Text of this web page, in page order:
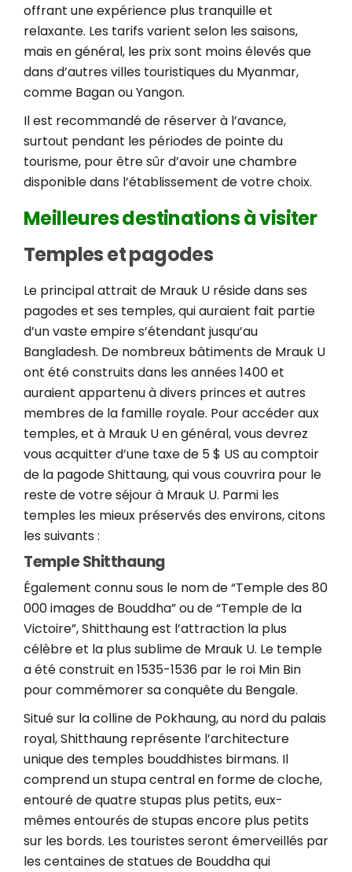
offrant une expérience plus tranquille et
relaxante. Les tarifs varient selon les saisons,
mais en général, les prix sont moins élevés que
dans d’autres villes touristiques du Myanmar,
comme Bagan ou Yangon.
Il est recommandé de réserver à l’avance,
surtout pendant les périodes de pointe du
tourisme, pour être sûr d’avoir une chambre
disponible dans l’établissement de votre choix.
Meilleures destinations à visiter
Temples et pagodes
Le principal attrait de Mrauk U réside dans ses
pagodes et ses temples, qui auraient fait partie
d’un vaste empire s’étendant jusqu’au
Bangladesh. De nombreux bâtiments de Mrauk U
ont été construits dans les années 1400 et
auraient appartenu à divers princes et autres
membres de la famille royale. Pour accéder aux
temples, et à Mrauk U en général, vous devrez
vous acquitter d’une taxe de 5 $ US au comptoir
de la pagode Shittaung, qui vous couvrira pour le
reste de votre séjour à Mrauk U. Parmi les
temples les mieux préservés des environs, citons
les suivants :
Temple Shitthaung
Également connu sous le nom de “Temple des 80
000 images de Bouddha” ou de “Temple de la
Victoire”, Shitthaung est l’attraction la plus
célèbre et la plus sublime de Mrauk U. Le temple
a été construit en 1535-1536 par le roi Min Bin
pour commémorer sa conquête du Bengale.
Situé sur la colline de Pokhaung, au nord du palais
royal, Shitthaung représente l’architecture
unique des temples bouddhistes birmans. Il
comprend un stupa central en forme de cloche,
entouré de quatre stupas plus petits, eux-
mêmes entourés de stupas encore plus petits
sur les bords. Les touristes seront émerveillés par
les centaines de statues de Bouddha qui